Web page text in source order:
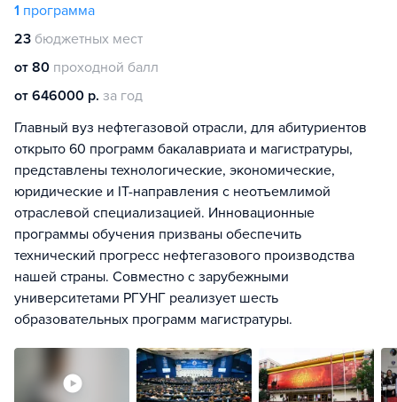
1 программа
23 бюджетных мест
от 80 проходной балл
от 646000 р. за год
Главный вуз нефтегазовой отрасли, для абитуриентов
открыто 60 программ бакалавриата и магистратуры,
представлены технологические, экономические,
юридические и IT-направления с неотъемлимой
отраслевой специализацией. Инновационные
программы обучения призваны обеспечить
технический прогресс нефтегазового производства
нашей страны. Совместно с зарубежными
университетами РГУНГ реализует шесть
образовательных программ магистратуры.